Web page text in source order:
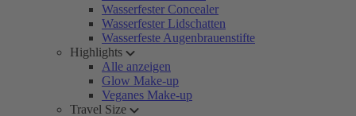
Wasserfester Concealer
Wasserfester Lidschatten
Wasserfeste Augenbrauenstifte
Highlights
Alle anzeigen
Glow Make-up
Veganes Make-up
Travel Size